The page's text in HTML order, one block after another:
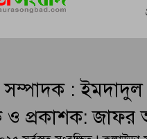
সম্পাদক :
ও প্রকাশক: